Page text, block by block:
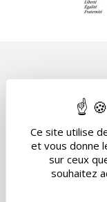
Ce site utilise
et vous donne
sur ceux
souhaitez